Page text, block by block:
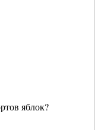
яблок?